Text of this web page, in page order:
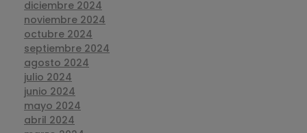
diciembre 2024
noviembre 2024
octubre 2024
septiembre 2024
agosto 2024
julio 2024
junio 2024
mayo 2024
abril 2024